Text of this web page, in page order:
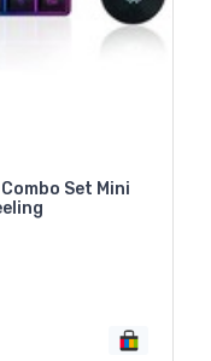
Set Mini